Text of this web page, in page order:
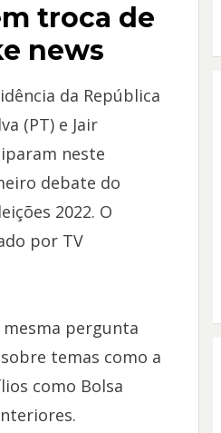
troca de
news
da República
(PT) e Jair
neste
debate do
2022. O
por TV
pergunta
temas como a
como Bolsa